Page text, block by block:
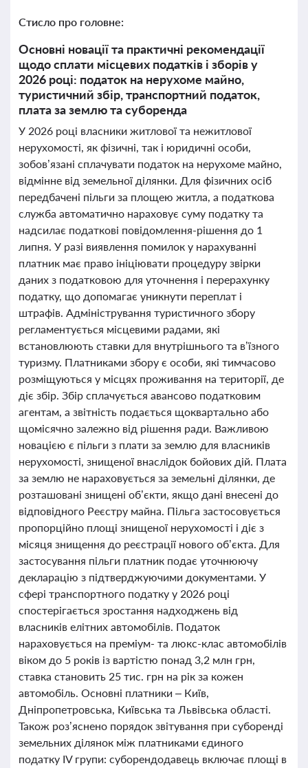
Стисло про головне:
Основні новації та практичні рекомендації
щодо сплати місцевих податків і зборів у
2026 році: податок на нерухоме майно,
туристичний збір, транспортний податок,
плата за землю та суборенда
У 2026 році власники житлової та нежитлової
нерухомості, як фізичні, так і юридичні особи,
зобов’язані сплачувати податок на нерухоме майно,
відмінне від земельної ділянки. Для фізичних осіб
передбачені пільги за площею житла, а податкова
служба автоматично нараховує суму податку та
надсилає податкові повідомлення-рішення до 1
липня. У разі виявлення помилок у нарахуванні
платник має право ініціювати процедуру звірки
даних з податковою для уточнення і перерахунку
податку, що допомагає уникнути переплат і
штрафів. Адміністрування туристичного збору
регламентується місцевими радами, які
встановлюють ставки для внутрішнього та в’їзного
туризму. Платниками збору є особи, які тимчасово
розміщуються у місцях проживання на території, де
діє збір. Збір сплачується авансово податковим
агентам, а звітність подається щоквартально або
щомісячно залежно від рішення ради. Важливою
новацією є пільги з плати за землю для власників
нерухомості, знищеної внаслідок бойових дій. Плата
за землю не нараховується за земельні ділянки, де
розташовані знищені об’єкти, якщо дані внесені до
відповідного Реєстру майна. Пільга застосовується
пропорційно площі знищеної нерухомості і діє з
місяця знищення до реєстрації нового об’єкта. Для
застосування пільги платник подає уточнюючу
декларацію з підтверджуючими документами. У
сфері транспортного податку у 2026 році
спостерігається зростання надходжень від
власників елітних автомобілів. Податок
нараховується на преміум- та люкс-клас автомобілів
віком до 5 років із вартістю понад 3,2 млн грн,
ставка становить 25 тис. грн на рік за кожен
автомобіль. Основні платники – Київ,
Дніпропетровська, Київська та Львівська області.
Також роз’яснено порядок звітування при суборенді
земельних ділянок між платниками єдиного
податку IV групи: суборендодавець включає площі в